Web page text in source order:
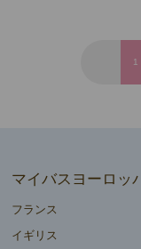
1
マイバスヨーロッ
フランス
イギリス